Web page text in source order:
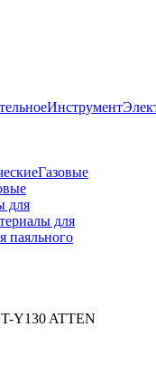
Инструмент
Газовые
для
для
паяльного
Y130 ATTEN